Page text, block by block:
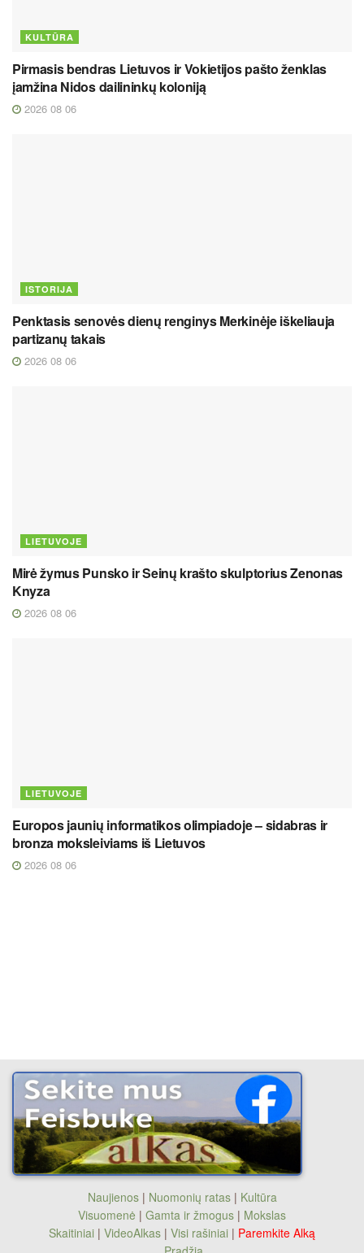
KULTŪRA
Pirmasis bendras Lietuvos ir Vokietijos pašto ženklas
įamžina Nidos dailininkų koloniją
2026 08 06
ISTORIJA
Penktasis senovės dienų renginys Merkinėje iškeliauja
partizanų takais
2026 08 06
LIETUVOJE
Mirė žymus Punsko ir Seinų krašto skulptorius Zenonas
Knyza
2026 08 06
LIETUVOJE
Europos jaunių informatikos olimpiadoje – sidabras ir
bronza moksleiviams iš Lietuvos
2026 08 06
Naujienos| Nuomonių ratas| Kultūra
Visuomenė | Gamta ir žmogus | Mokslas
Skaitiniai | VideoAlkas | Visi rašiniai | Paremkite Alką